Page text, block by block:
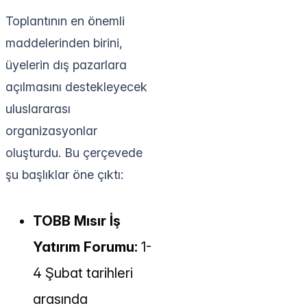
Toplantının en önemli
maddelerinden birini,
üyelerin dış pazarlara
açılmasını destekleyecek
uluslararası
organizasyonlar
oluşturdu. Bu çerçevede
şu başlıklar öne çıktı:
TOBB Mısır İş
Yatırım Forumu: 1-
4 Şubat tarihleri
arasında